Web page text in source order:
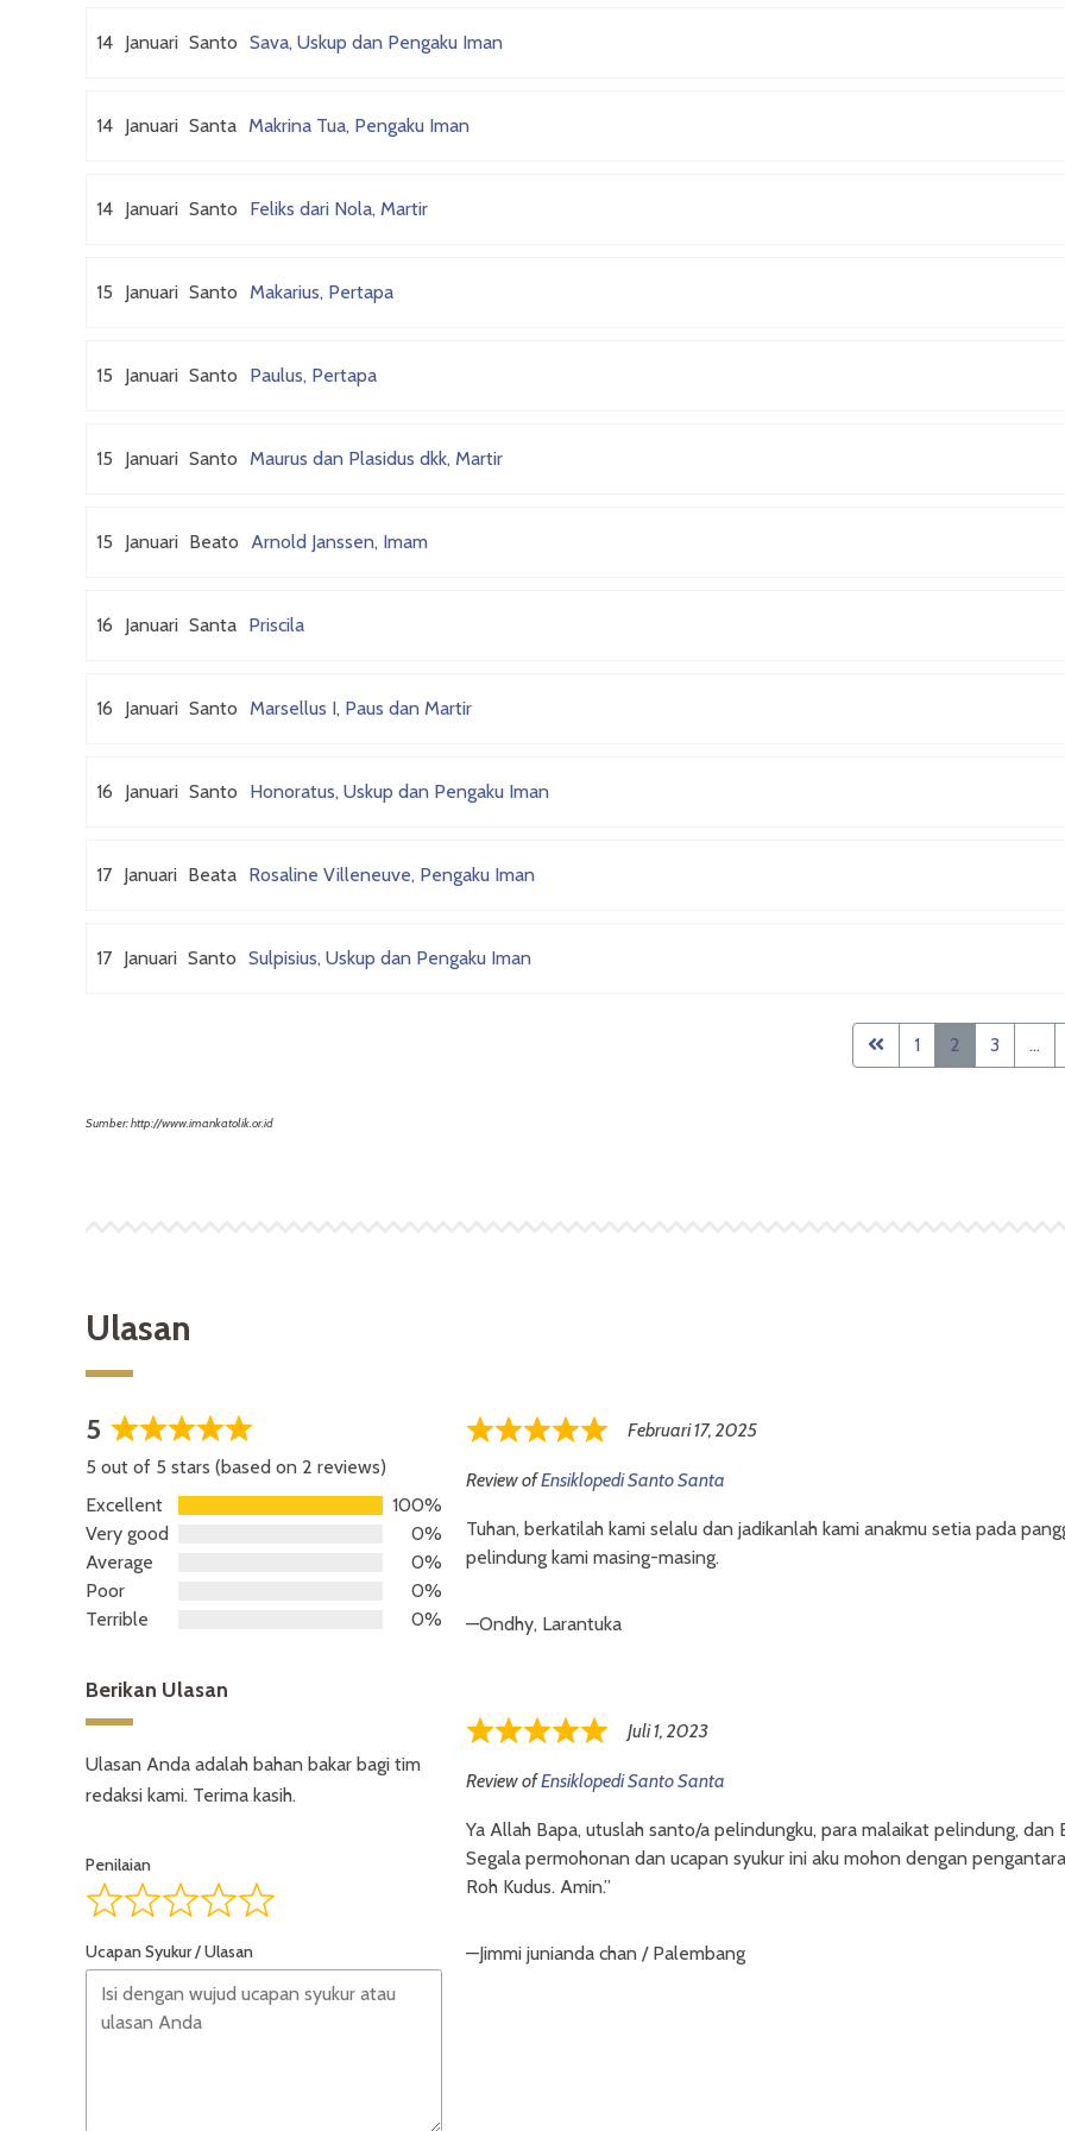
14 Januari Santo Sava, Uskup dan Pengaku Iman
14 Januari Santa Makrina Tua, Pengaku Iman
14 Januari Santo Feliks dari Nola, Martir
15 Januari Santo Makarius, Pertapa
15 Januari Santo Paulus, Pertapa
15 Januari Santo Maurus dan Plasidus dkk, Martir
15 Januari Beato Arnold Janssen, Imam
16 Januari Santa Priscila
16 Januari Santo Marsellus I, Paus dan Martir
16 Januari Santo Honoratus, Uskup dan Pengaku Iman
17 Januari Beata Rosaline Villeneuve, Pengaku Iman
17 Januari Santo Sulpisius, Uskup dan Pengaku Iman
1 2 3 ...
Sumber: http://www.imankatolik.or.id
Ulasan
5
5,0
rating
5 out of 5 stars (based on 2 reviews)
Excellent
100%
Very good
0%
Average
0%
Poor
0%
Terrible
0%
Berikan Ulasan
Ulasan Anda adalah bahan bakar bagi tim
redaksi kami. Terima kasih.
Penilaian
Ucapan Syukur / Ulasan
5,0
rating
Februari 17, 2025
Review ofEnsiklopedi Santo Santa
Tuhan, berkatilah kami selalu dan jadikanlah kami anakmu setia pada
pelindung kami masing-masing.
Ondhy, Larantuka
5,0
rating
Juli 1, 2023
Review ofEnsiklopedi Santo Santa
Ya Allah Bapa, utuslah santo/a pelindungku, para malaikat pelindung, dan
Segala permohonan dan ucapan syukur ini aku mohon dengan
Roh Kudus. Amin.”
Jimmi junianda chan / Palembang